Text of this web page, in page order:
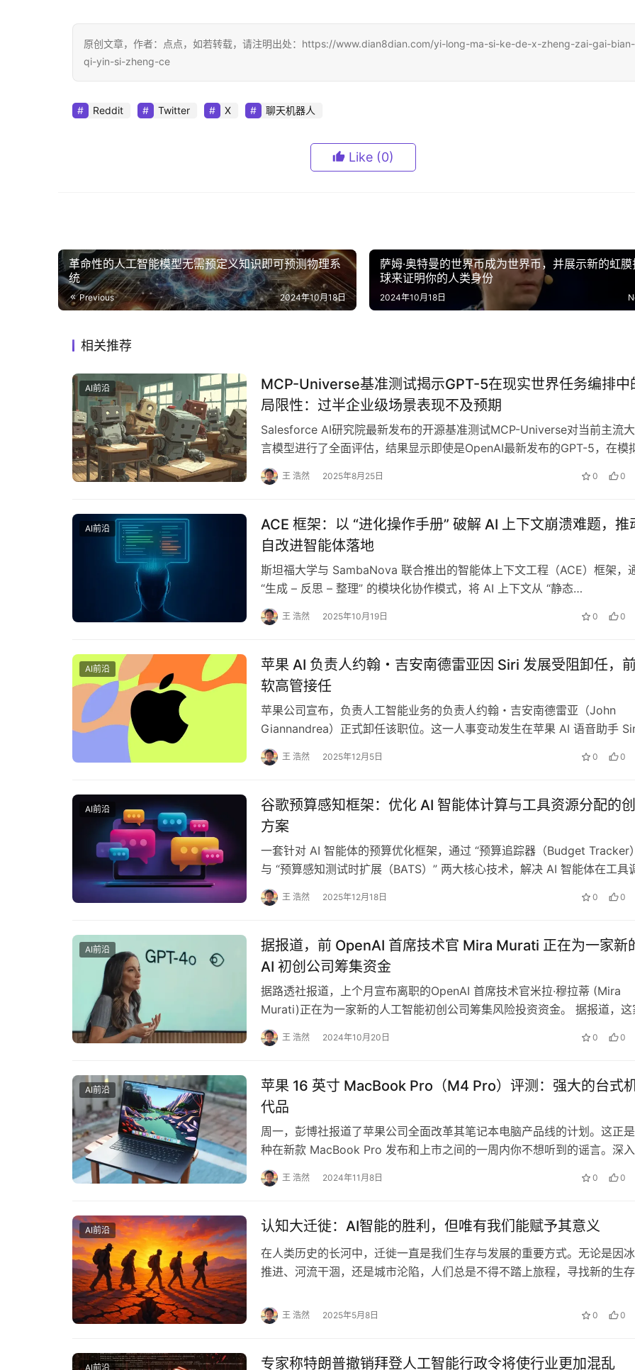
原创文章，作者：点点，如若转载，请注明出处：https://www.dian8dian.com/yi-long-ma-si-ke-de-x-zheng-zai-gai-bian-
qi-yin-si-zheng-ce
Reddit Twitter X 聊天机器人
Like (0)
革命性的人工智能模型无需预定义知识即可预测物理系
统
Previous 2024年10月18日
萨姆·奥特曼的世界币成为世界币，并展示新的虹膜
球来证明你的人类身份
2024年10月18日
相关推荐
AI前沿
‌MCP-Universe基准测试揭示GPT-5在现实世界任务编排中
局限性：过半企业级场景表现不及预期‌
Salesforce AI研究院最新发布的开源基准测试MCP-Universe对当前主流
言模型进行了全面评估，结果显示即使是OpenAI最新发布的GPT-5，在模
业真实工作…
王 浩然 2025年8月25日 0 0
AI前沿
ACE 框架：以 “进化操作手册” 破解 AI 上下文崩溃难题，推
自改进智能体落地
斯坦福大学与 SambaNova 联合推出的智能体上下文工程（ACE）框架，
“生成 – 反思 – 整理” 的模块化协作模式，将 AI 上下文从 “静态…
王 浩然 2025年10月19日 0 0
AI前沿
苹果 AI 负责人约翰・吉安南德雷亚因 Siri 发展受阻卸任，
软高管接任
苹果公司宣布，负责人工智能业务的负责人约翰・吉安南德雷亚（John
Giannandrea）正式卸任该职位。这一人事变动发生在苹果 AI 语音助手
遭遇发展挫折之后 ——…
王 浩然 2025年12月5日 0 0
AI前沿
谷歌预算感知框架：优化 AI 智能体计算与工具资源分配的
方案
一套针对 AI 智能体的预算优化框架，通过 “预算追踪器（Budget Tracker
与 “预算感知测试时扩展（BATS）” 两大核心技术，解决 AI 智能体在工具
与计算…
王 浩然 2025年12月18日 0 0
AI前沿
据报道，前 OpenAI 首席技术官 Mira Murati 正在为一家新
AI 初创公司筹集资金
据路透社报道，上个月宣布离职的OpenAI 首席技术官米拉·穆拉蒂 (Mira
Murati)正在为一家新的人工智能初创公司筹集风险投资资金。 据报道，这
初创公司将专注于构建基于…
王 浩然 2024年10月20日 0 0
AI前沿
苹果 16 英寸 MacBook Pro（M4 Pro）评测：强大的台式
代品
周一，彭博社报道了苹果公司全面改革其笔记本电脑产品线的计划。这正
种在新款 MacBook Pro 发布和上市之间的一周内你不想听到的谣言。深入
究后发现，计划中的改革将在 20…
王 浩然 2024年11月8日 0 0
AI前沿 认知大迁徙：AI智能的胜利，但唯有我们能赋予其意义‌
在人类历史的长河中，迁徙一直是我们生存与发展的重要方式。无论是因
推进、河流干涸，还是城市沦陷，人们总是不得不踏上旅程，寻找新的生存
王 浩然 2025年5月8日 0 0
AI前沿 专家称特朗普撤销拜登人工智能行政令将使行业更加混乱